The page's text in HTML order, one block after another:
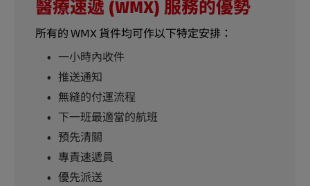
醫療速遞 (WMX) 服務的優勢
所有的 WMX 貨件均可作以下特定安排：
一小時內收件
推送通知
無縫的付運流程
下一班最適當的航班
預先清關
專責速遞員
優先派送